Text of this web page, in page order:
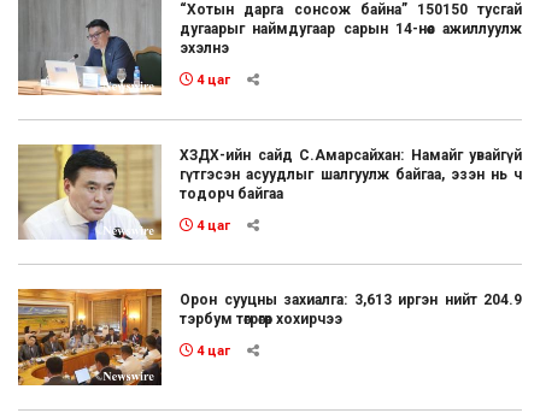
“Хотын дарга сонсож байна” 150150 тусгай
дугаарыг наймдугаар сарын 14-нөөс ажиллуулж
эхэлнэ
4 цаг
ХЗДХ-ийн сайд С.Амарсайхан: Намайг увайгүй
гүтгэсэн асуудлыг шалгуулж байгаа, эзэн нь ч
тодорч байгаа
4 цаг
Орон сууцны захиалга: 3,613 иргэн нийт 204.9
тэрбум төгрөгөөр хохирчээ
4 цаг